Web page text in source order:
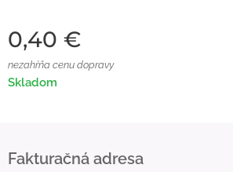
0,40 €
nezahŕňa cenu dopravy
Skladom
Fakturačná adresa